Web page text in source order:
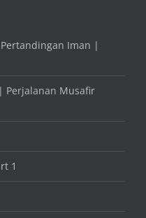
Iman |
| Perjalanan Musafir
1